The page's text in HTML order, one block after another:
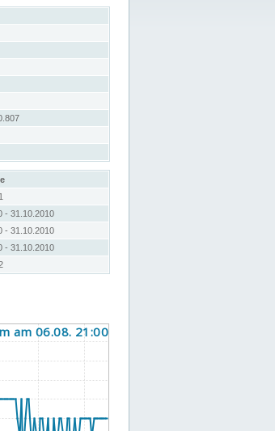
- 31.10.2010
- 31.10.2010
- 31.10.2010